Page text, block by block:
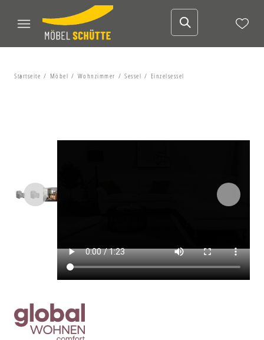
Startseite Möbel Wohnzimmer Sessel Einzelsessel